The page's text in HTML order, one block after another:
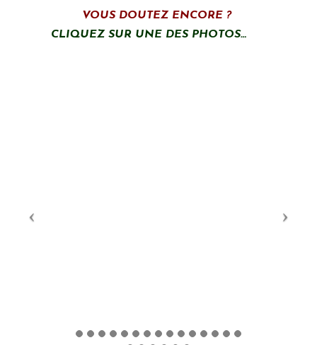
VOUS DOUTEZ ENCORE ?
CLIQUEZ SUR UNE DES PHOTOS…